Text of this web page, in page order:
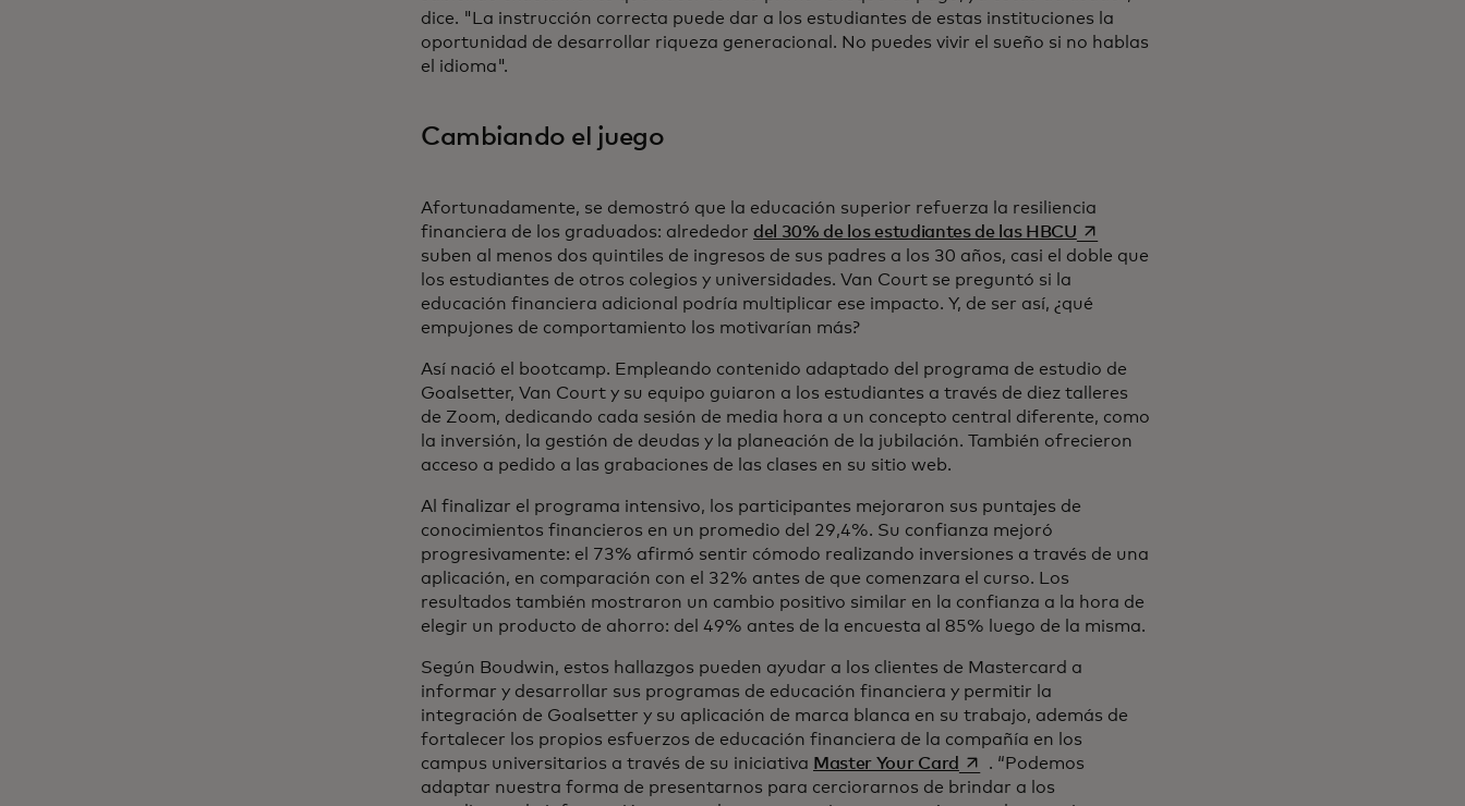
dice. "La instrucción correcta puede dar a los estudiantes de estas instituciones la
oportunidad de desarrollar riqueza generacional. No puedes vivir el sueño si no hablas
el idioma".
Cambiando el juego
Afortunadamente, se demostró que la educación superior refuerza la resiliencia
financiera de los graduados: alrededor del 30% de los estudiantes de las HBCUse abre en una pestaña nueva
suben al menos dos quintiles de ingresos de sus padres a los 30 años, casi el doble que
los estudiantes de otros colegios y universidades. Van Court se preguntó si la
educación financiera adicional podría multiplicar ese impacto. Y, de ser así, ¿qué
empujones de comportamiento los motivarían más?
Así nació el bootcamp. Empleando contenido adaptado del programa de estudio de
Goalsetter, Van Court y su equipo guiaron a los estudiantes a través de diez talleres
de Zoom, dedicando cada sesión de media hora a un concepto central diferente, como
la inversión, la gestión de deudas y la planeación de la jubilación. También ofrecieron
acceso a pedido a las grabaciones de las clases en su sitio web.
Al finalizar el programa intensivo, los participantes mejoraron sus puntajes de
conocimientos financieros en un promedio del 29,4%. Su confianza mejoró
progresivamente: el 73% afirmó sentir cómodo realizando inversiones a través de una
aplicación, en comparación con el 32% antes de que comenzara el curso. Los
resultados también mostraron un cambio positivo similar en la confianza a la hora de
elegir un producto de ahorro: del 49% antes de la encuesta al 85% luego de la misma.
Según Boudwin, estos hallazgos pueden ayudar a los clientes de Mastercard a
informar y desarrollar sus programas de educación financiera y permitir la
integración de Goalsetter y su aplicación de marca blanca en su trabajo, además de
fortalecer los propios esfuerzos de educación financiera de la compañía en los
campus universitarios a través de su iniciativa Master Your Card se abre en una pestaña nueva
. “Podemos
adaptar nuestra forma de presentarnos para cerciorarnos de brindar a los